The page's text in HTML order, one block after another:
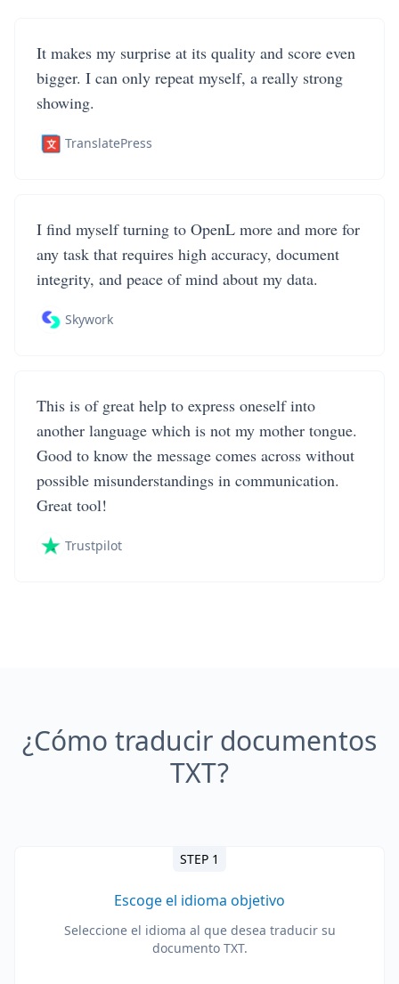
It makes my surprise at its quality and score even
bigger. I can only repeat myself, a really strong
showing.
TranslatePress
I find myself turning to OpenL more and more for
any task that requires high accuracy, document
integrity, and peace of mind about my data.
Skywork
This is of great help to express oneself into
another language which is not my mother tongue.
Good to know the message comes across without
possible misunderstandings in communication.
Great tool!
Trustpilot
¿Cómo traducir documentos
TXT?
STEP 1
Escoge el idioma objetivo
Seleccione el idioma al que desea traducir su
documento TXT.